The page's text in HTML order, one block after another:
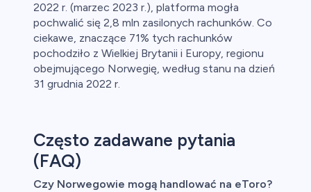
2022 r. (marzec 2023 r.), platforma mogła
pochwalić się 2,8 mln zasilonych rachunków. Co
ciekawe, znaczące 71% tych rachunków
pochodziło z Wielkiej Brytanii i Europy, regionu
obejmującego Norwegię, według stanu na dzień
31 grudnia 2022 r.
Często zadawane pytania
(FAQ)
Czy Norwegowie mogą handlować na eToro?